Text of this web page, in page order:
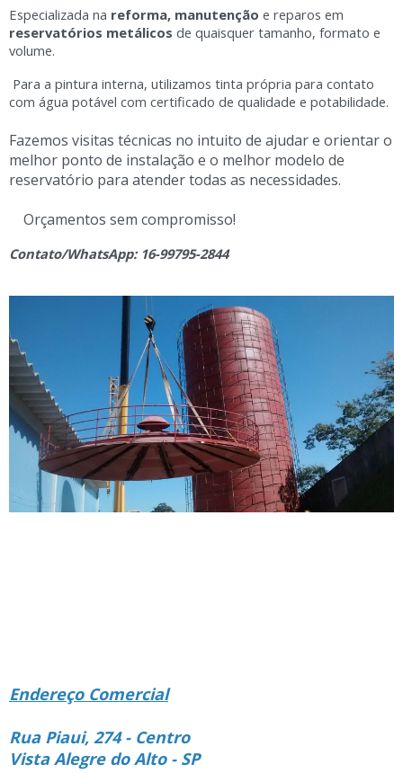
Especializada na reforma, manutenção e reparos em
reservatórios metálicos de quaisquer tamanho, formato e
volume.
Para a pintura interna, utilizamos tinta própria para contato
com água potável com certificado de qualidade e potabilidade.
Fazemos visitas técnicas no intuito de ajudar e orientar o
melhor ponto de instalação e o melhor modelo de
reservatório para atender todas as necessidades.
Orçamentos sem compromisso!
Contato/WhatsApp: 16-99795-2844
Endereço Comercial
Rua Piaui, 274 - Centro
Vista Alegre do Alto - SP